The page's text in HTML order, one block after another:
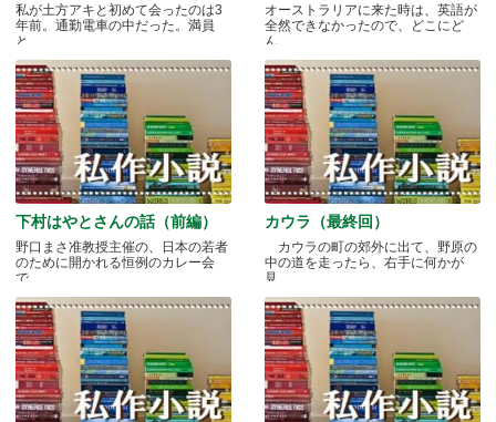
私が土方アキと初めて会ったのは3
年前。通勤電車の中だった。満員
と.....
オーストラリアに来た時は、英語が
全然できなかったので、どこにど
ん.....
下村はやとさんの話（前編）
野口まさ准教授主催の、日本の若者
のために開かれる恒例のカレー会
で.....
カウラ（最終回）
カウラの町の郊外に出て、野原の
中の道を走ったら、右手に何かが
見.....